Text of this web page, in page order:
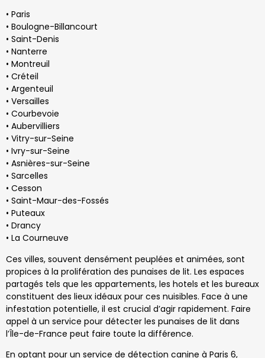
• Paris
• Boulogne-Billancourt
• Saint-Denis
• Nanterre
• Montreuil
• Créteil
• Argenteuil
• Versailles
• Courbevoie
• Aubervilliers
• Vitry-sur-Seine
• Ivry-sur-Seine
• Asnières-sur-Seine
• Sarcelles
• Cesson
• Saint-Maur-des-Fossés
• Puteaux
• Drancy
• La Courneuve
Ces villes, souvent densément peuplées et animées, sont
propices à la prolifération des punaises de lit. Les espaces
partagés tels que les appartements, les hotels et les bureaux
constituent des lieux idéaux pour ces nuisibles. Face à une
infestation potentielle, il est crucial d’agir rapidement. Faire
appel à un service pour détecter les punaises de lit dans
l’Île-de-France peut faire toute la différence.
En optant pour un service de détection canine à Paris 6,